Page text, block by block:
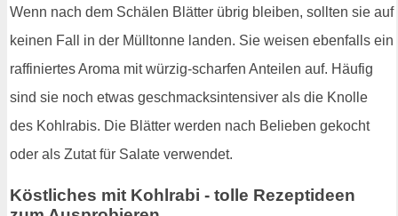
Wenn nach dem Schälen Blätter übrig bleiben, sollten sie auf
keinen Fall in der Mülltonne landen. Sie weisen ebenfalls ein
raffiniertes Aroma mit würzig-scharfen Anteilen auf. Häufig
sind sie noch etwas geschmacksintensiver als die Knolle
des Kohlrabis. Die Blätter werden nach Belieben gekocht
oder als Zutat für Salate verwendet.
Köstliches mit Kohlrabi - tolle Rezeptideen